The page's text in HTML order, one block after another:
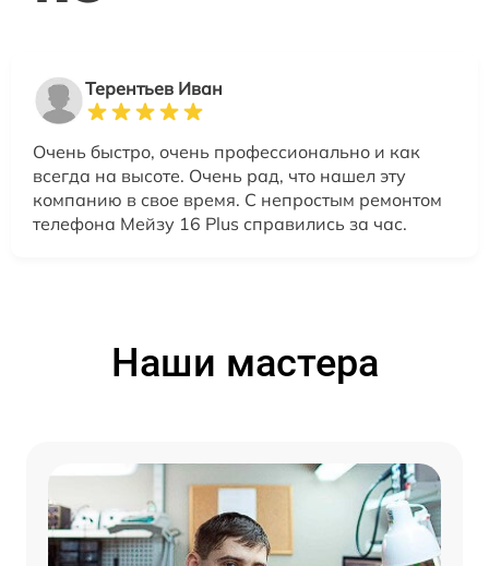
Терентьев Иван
Очень быстро, очень профессионально и как
всегда на высоте. Очень рад, что нашел эту
компанию в свое время. С непростым ремонтом
телефона Мейзу 16 Plus справились за час.
Наши мастера